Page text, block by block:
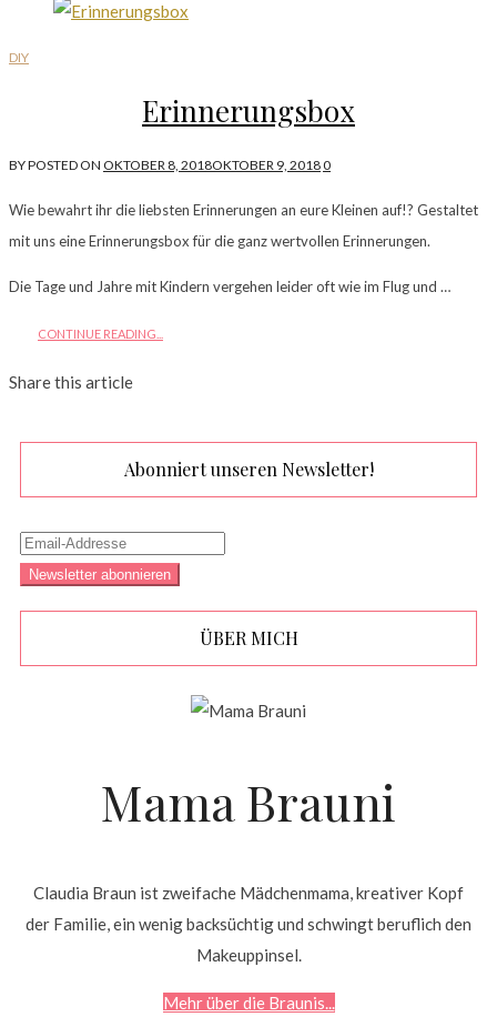
DIY
Erinnerungsbox
BYPOSTED ON OKTOBER 8, 2018OKTOBER 9, 20180
Wie bewahrt ihr die liebsten Erinnerungen an eure Kleinen auf!? Gestaltet
mit uns eine Erinnerungsbox für die ganz wertvollen Erinnerungen.
Die Tage und Jahre mit Kindern vergehen leider oft wie im Flug und …
CONTINUE READING...
Share this article
Abonniert unseren Newsletter!
ÜBER MICH
Mama Brauni
Claudia Braun ist zweifache Mädchenmama, kreativer Kopf
der Familie, ein wenig backsüchtig und schwingt beruflich den
Makeuppinsel.
Mehr über die Braunis...